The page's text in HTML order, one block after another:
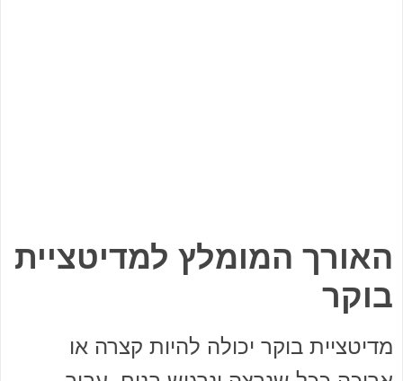
האורך המומלץ למדיטציית
בוקר
מדיטציית בוקר יכולה להיות קצרה או